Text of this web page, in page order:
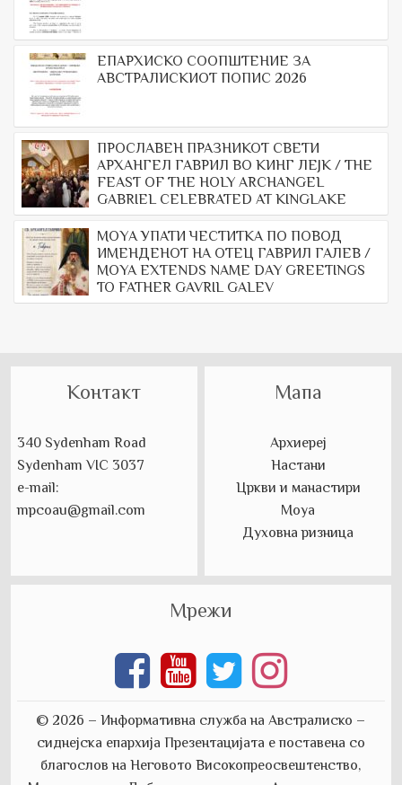
ЕПАРХИСКО СООПШТЕНИЕ ЗА
АВСТРАЛИСКИОТ ПОПИС 2026
ПРОСЛАВЕН ПРАЗНИКОТ СВЕТИ
АРХАНГЕЛ ГАВРИЛ ВО КИНГ ЛЕЈК / THE
FEAST OF THE HOLY ARCHANGEL
GABRIEL CELEBRATED AT KINGLAKE
МОYА УПАТИ ЧЕСТИТКА ПО ПОВОД
ИМЕНДЕНОТ НА ОТЕЦ ГАВРИЛ ГАЛЕВ /
MOYA EXTENDS NAME DAY GREETINGS
TO FATHER GAVRIL GALEV
Контакт
340 Sydenham Road
Sydenham VIC 3037
e-mail:
mpcoau@gmail.com
Мрежи
© 2026 – Информативна служба на Австралиско –
сиднејска епархија Презентацијата е поставена со
благослов на Неговото Високопреосвештенство,
Мапа
Архиереј
Настани
Цркви и манастири
Моуа
Духовна ризница